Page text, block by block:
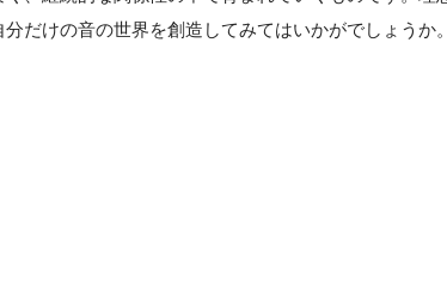
だけの音の世界を創造してみてはいかがでしょうか。